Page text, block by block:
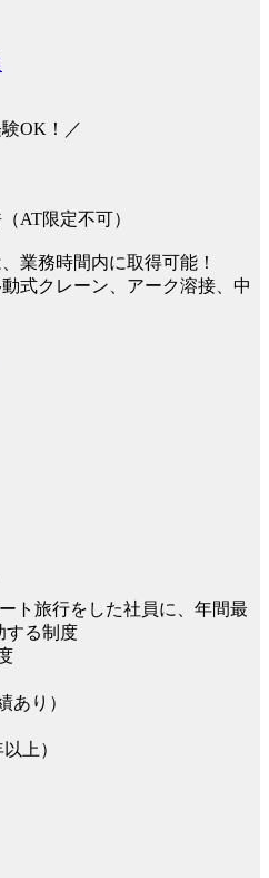
OK！／
AT限定不可）
業務時間内に取得可能！
式クレーン、アーク溶接、中
ト旅行をした社員に、年間最
する制度
あり）
上）